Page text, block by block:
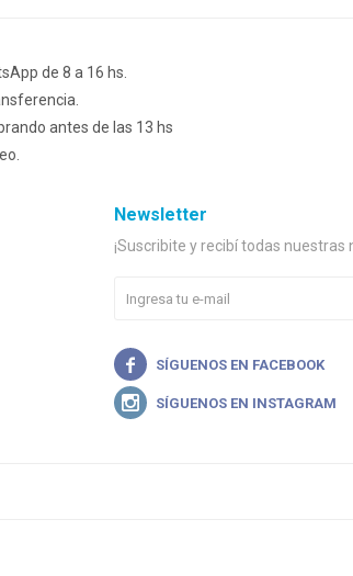
de 8 a 16 hs.
antes de las 13 hs
Newsletter
¡Suscribite y recibí todas nuestras

